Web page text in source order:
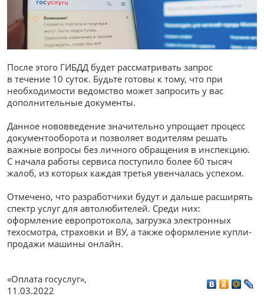
После этого ГИБДД будет рассматривать запрос
в течение 10 суток. Будьте готовы к тому, что при
необходимости ведомство может запросить у вас
дополнительные документы.
Данное нововведение значительно упрощает процесс
документооборота и позволяет водителям решать
важные вопросы без личного обращения в инспекцию.
С начала работы сервиса поступило более 60 тысяч
жалоб, из которых каждая третья увенчалась успехом.
Отмечено, что разработчики будут и дальше расширять
спектр услуг для автолюбителей. Среди них:
оформление европротокола, загрузка электронных
техосмотра, страховки и ВУ, а также оформление купли-
продажи машины онлайн.
«Оплата госуслуг»,
11.03.2022